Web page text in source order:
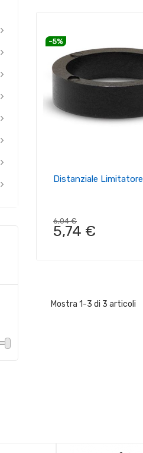
-5%
Distanziale Limitatore
6,04 €
5,74 €
Mostra 1-3 di 3 articoli